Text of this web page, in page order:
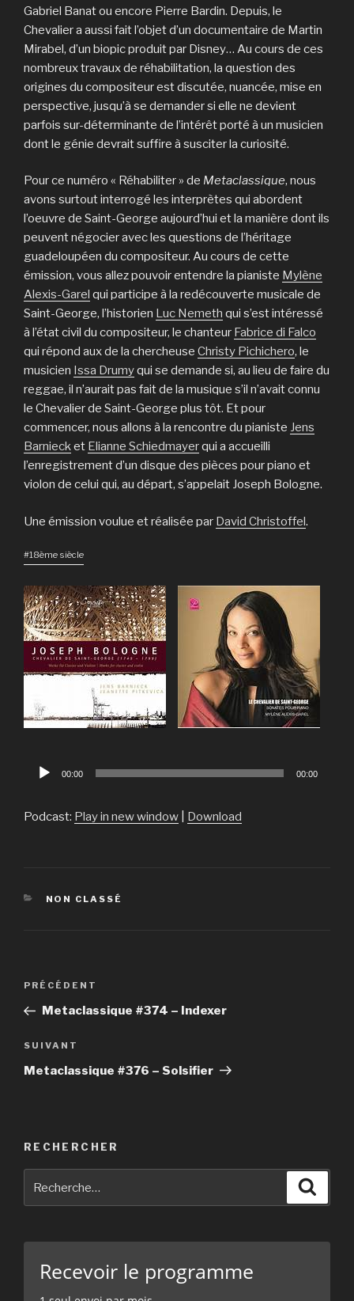
Gabriel Banat ou encore Pierre Bardin. Depuis, le
Chevalier a aussi fait l’objet d’un documentaire de Martin
Mirabel, d’un biopic produit par Disney… Au cours de ces
nombreux travaux de réhabilitation, la question des
origines du compositeur est discutée, nuancée, mise en
perspective, jusqu’à se demander si elle ne devient
parfois sur-déterminante de l’intérêt porté à un musicien
dont le génie devrait suffire à susciter la curiosité.
Pour ce numéro « Réhabiliter » de Metaclassique, nous
avons surtout interrogé les interprètes qui abordent
l’oeuvre de Saint-George aujourd’hui et la manière dont ils
peuvent négocier avec les questions de l’héritage
guadeloupéen du compositeur. Au cours de cette
émission, vous allez pouvoir entendre la pianiste Mylène
Alexis-Garel qui participe à la redécouverte musicale de
Saint-George, l’historien Luc Nemeth qui s’est intéressé
à l’état civil du compositeur, le chanteur Fabrice di Falco
qui répond aux de la chercheuse Christy Pichichero, le
musicien Issa Drumyqui se demande si, au lieu de faire du
reggae, il n’aurait pas fait de la musique s’il n’avait connu
le Chevalier de Saint-George plus tôt. Et pour
commencer, nous allons à la rencontre du pianiste Jens
Barniecket Elianne Schiedmayerqui a accueilli
l’enregistrement d’un disque des pièces pour piano et
violon de celui qui, au départ, s’appelait Joseph Bologne.
Une émission voulue et réalisée par David Christoffel.
#18ème siècle
Lecteur
00:00 00:00
Podcast: Play in new window Download
CATÉGORIES
NON CLASSÉ
Navigation
l’article
Article
précédent
PRÉCÉDENT
Metaclassique #374 – Indexer
Article
suivant
SUIVANT
Metaclassique #376 – Solsifier
RECHERCHER
Recevoir le programme